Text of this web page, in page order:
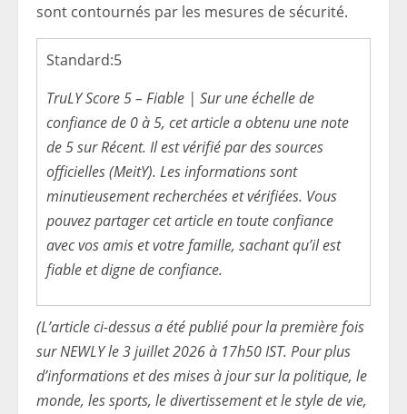
sont contournés par les mesures de sécurité.
Standard:5
TruLY Score 5 – Fiable | Sur une échelle de
confiance de 0 à 5, cet article a obtenu une note
de 5 sur Récent. Il est vérifié par des sources
officielles (MeitY). Les informations sont
minutieusement recherchées et vérifiées. Vous
pouvez partager cet article en toute confiance
avec vos amis et votre famille, sachant qu’il est
fiable et digne de confiance.
(L’article ci-dessus a été publié pour la première fois
sur NEWLY le 3 juillet 2026 à 17h50 IST. Pour plus
d’informations et des mises à jour sur la politique, le
monde, les sports, le divertissement et le style de vie,